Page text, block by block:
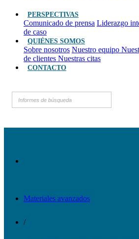
PERSPECTIVAS
Comunicado de prensa Liderazgo
de caso
QUIÉNES SOMOS
Sobre nosotros Nuestro equipo
de clientes Nuestras citas
CONTACTO
Materiales avanzados
/